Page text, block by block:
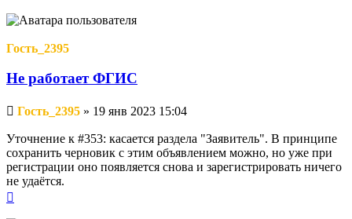
началу
Гость_2395
Не работает ФГИС
Непрочитанное
сообщение
Гость_2395 » 19 янв 2023 15:04
Уточнение к #353: касается раздела "Заявитель". В принципе
сохранить черновик с этим объявлением можно, но уже при
регистрации оно появляется снова и зарегистрировать ничего
не удаётся.